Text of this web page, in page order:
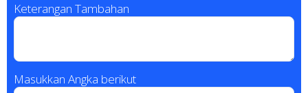
Keterangan Tambahan
Masukkan Angka berikut